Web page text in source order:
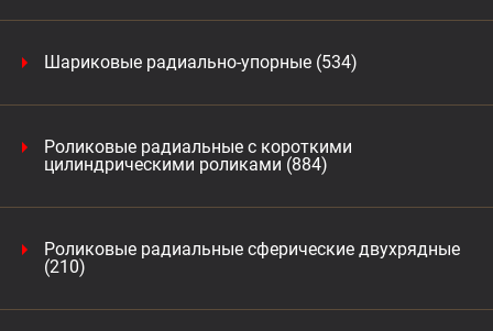
Шариковые радиально-упорные (534)
Роликовые радиальные с короткими
цилиндрическими роликами (884)
Роликовые радиальные сферические двухрядные
(210)